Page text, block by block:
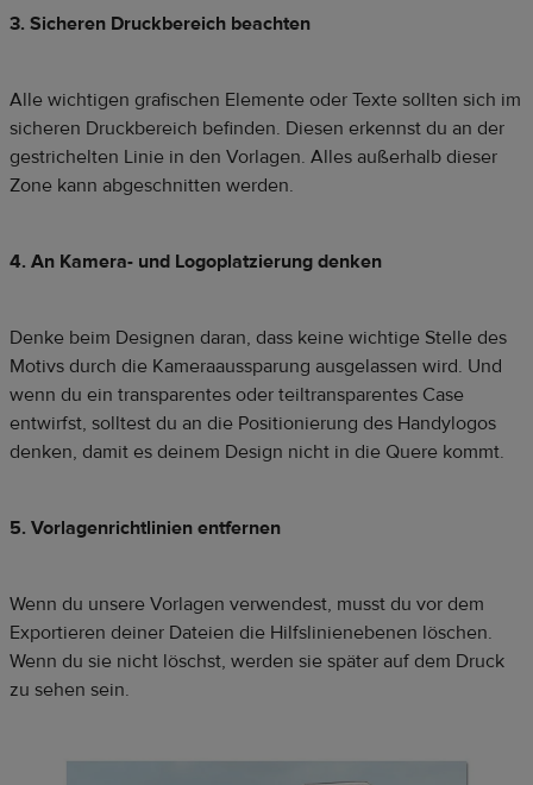
3. Sicheren Druckbereich beachten
Alle wichtigen grafischen Elemente oder Texte sollten sich im
sicheren Druckbereich befinden. Diesen erkennst du an der
gestrichelten Linie in den Vorlagen. Alles außerhalb dieser
Zone kann abgeschnitten werden.
4. An Kamera- und Logoplatzierung denken
Denke beim Designen daran, dass keine wichtige Stelle des
Motivs durch die Kameraaussparung ausgelassen wird. Und
wenn du ein transparentes oder teiltransparentes Case
entwirfst, solltest du an die Positionierung des Handylogos
denken, damit es deinem Design nicht in die Quere kommt.
5. Vorlagenrichtlinien entfernen
Wenn du unsere Vorlagen verwendest, musst du vor dem
Exportieren deiner Dateien die Hilfslinienebenen löschen.
Wenn du sie nicht löschst, werden sie später auf dem Druck
zu sehen sein.